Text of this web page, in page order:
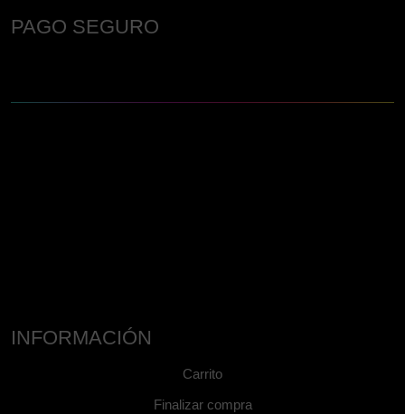
PAGO SEGURO
INFORMACIÓN
Carrito
Finalizar compra